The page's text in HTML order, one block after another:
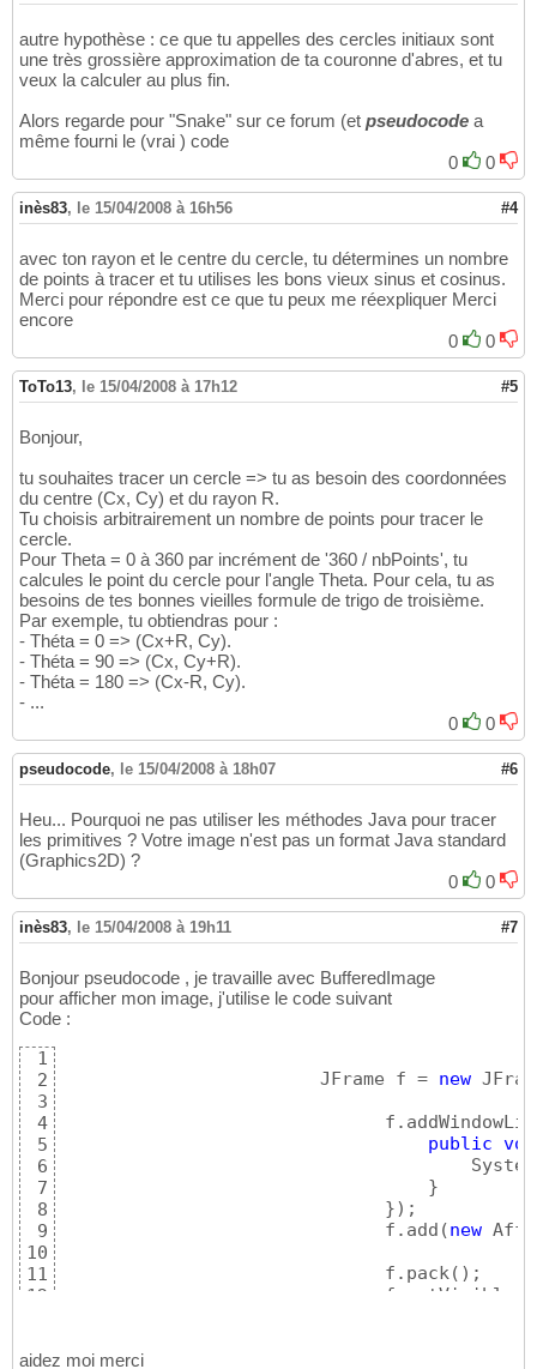
autre hypothèse : ce que tu appelles des cercles initiaux sont
une très grossière approximation de ta couronne d'abres, et tu
veux la calculer au plus fin.
Alors regarde pour "Snake" sur ce forum (et pseudocode a
même fourni le (vrai ) code
0
0
inès83, le 15/04/2008 à 16h56 #4
avec ton rayon et le centre du cercle, tu détermines un nombre
de points à tracer et tu utilises les bons vieux sinus et cosinus.
Merci pour répondre est ce que tu peux me réexpliquer Merci
encore
0
0
ToTo13, le 15/04/2008 à 17h12 #5
Bonjour,
tu souhaites tracer un cercle => tu as besoin des coordonnées
du centre (Cx, Cy) et du rayon R.
Tu choisis arbitrairement un nombre de points pour tracer le
cercle.
Pour Theta = 0 à 360 par incrément de '360 / nbPoints', tu
calcules le point du cercle pour l'angle Theta. Pour cela, tu as
besoins de tes bonnes vieilles formule de trigo de troisième.
Par exemple, tu obtiendras pour :
- Théta = 0 => (Cx+R, Cy).
- Théta = 90 => (Cx, Cy+R).
- Théta = 180 => (Cx-R, Cy).
- ...
0
0
pseudocode, le 15/04/2008 à 18h07 #6
Heu... Pourquoi ne pas utiliser les méthodes Java pour tracer
les primitives ? Votre image n'est pas un format Java standard
(Graphics2D) ?
0
0
inès83, le 15/04/2008 à 19h11 #7
Bonjour pseudocode , je travaille avec BufferedImage
pour afficher mon image, j'utilise le code suivant
Code :
1
2
3
4
5
6
7
8
9
10
11
12
	           	JFrame f =
new
public
}
}) ;
	        	      f.add
(new
	        	      f.pack
( ) ;
	        	      f.setVisible
aidez moi merci